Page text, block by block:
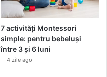
7 activități Montessori
simple: pentru bebeluși
între 3 și 6 luni
4 zile ago